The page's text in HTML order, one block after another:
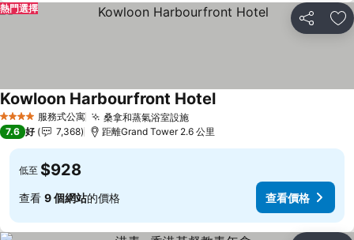
分享 放
熱門選擇
4 星級 服務式公寓 桑拿和蒸氣浴室設施
Kowloon Harbourfront Hotel
7.6 好 7,368 距離Grand Tower 2.6 公里
低至 $928
查看 9 個網站的價格 查看價格